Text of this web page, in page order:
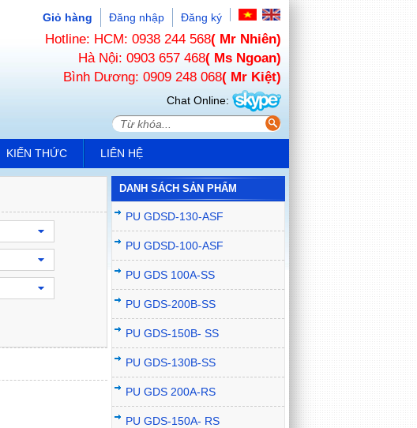
Đăng nhập Đăng ký
Giỏ hàng
Hotline: HCM: 0938 244 568( Mr Nhiên)
Hà Nội: 0903 657 468( Ms Ngoan)
Bình Dương: 0909 248 068( Mr Kiệt)
Chat Online:
KIẾN THỨC LIÊN HỆ
DANH SÁCH SẢN PHẨM
PU GDSD-130-ASF
PU GDSD-100-ASF
PU GDS 100A-SS
PU GDS-200B-SS
PU GDS-150B- SS
PU GDS-130B-SS
PU GDS 200A-RS
PU GDS-150A- RS